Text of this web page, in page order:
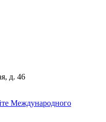
д. 46
Международного